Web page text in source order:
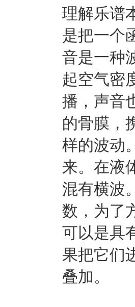
理解乐谱
是把一个
音是一种
起空气密
播，声音
的骨膜，
样的波动
来。在液
混有横波
数，为了
可以是具
果把它们
叠加。